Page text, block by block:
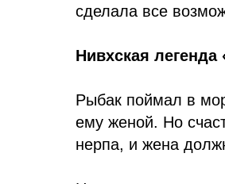
сделала все
Нивхская легенда
Рыбак поймал в
ему женой. Но
нерпа, и жена